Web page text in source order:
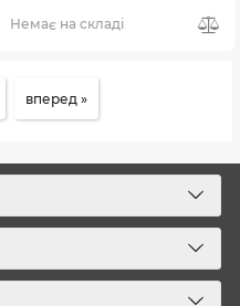
Немає на складі
вперед »